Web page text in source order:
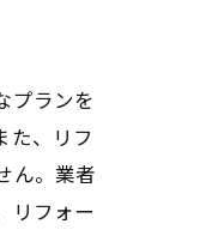
プランを
た、リフ
ん。業者
リフォー